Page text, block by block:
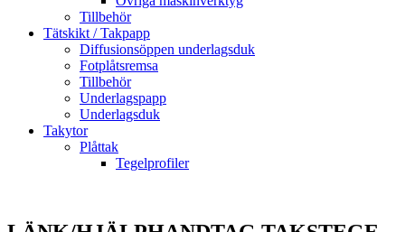
Tillbehör
Tätskikt / Takpapp
Diffusionsöppen underlagsduk
Fotplåtsremsa
Tillbehör
Underlagspapp
Underlagsduk
Takytor
Plåttak
Tegelprofiler